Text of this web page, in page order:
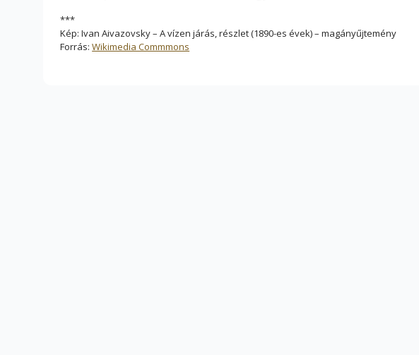
***
Kép: Ivan Aivazovsky – A vízen járás, részlet (1890-es évek) – magányűjtemény
Forrás:Wikimedia Commmons